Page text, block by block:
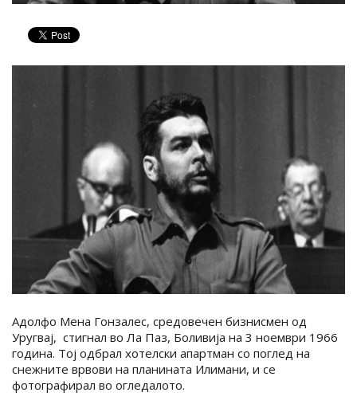
Адолфо Мена Гонзалес, средовечен бизнисмен од
Уругвај, стигнал во Ла Паз, Боливија на 3 ноември 1966
година. Тој одбрал хотелски апартман со поглед на
снежните врвови на планината Илимани, и се
фотографирал во огледалото.